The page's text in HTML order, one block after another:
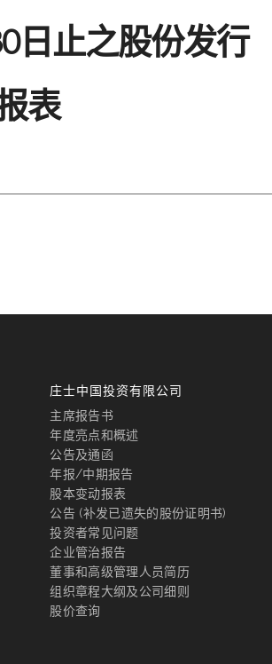
日止之股份发行
表
庄士中国投资有限公司
主席报告书
年度亮点和概述
公告及通函
年报/中期报告
股本变动报表
公告 (补发已遗失的股份证明书)
投资者常见问题
企业管治报告
董事和高级管理人员简历
组织章程大纲及公司细则
股价查询